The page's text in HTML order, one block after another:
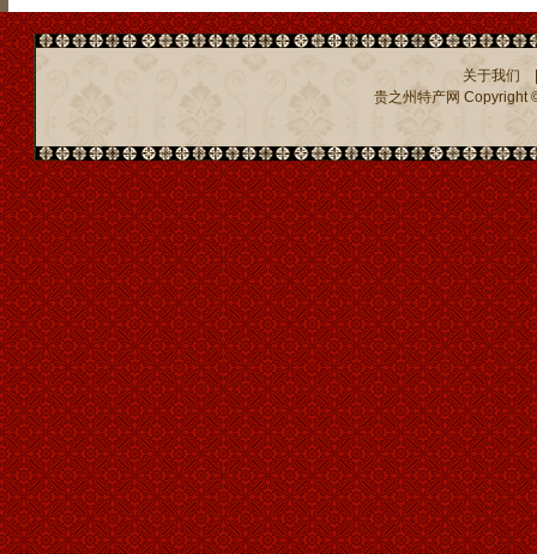
关于我们
贵之州特产网 Copyright